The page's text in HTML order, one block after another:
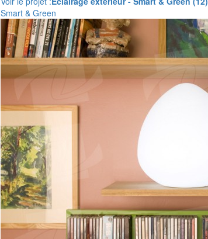
Smart & Green